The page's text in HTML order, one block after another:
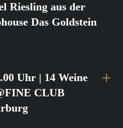
Riesling aus der
Das Goldstein
Uhr | 14 Weine
CLUB